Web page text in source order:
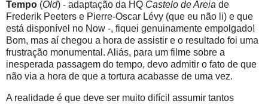
Tempo (Old) - adaptação da HQ Castelo de Areia de
Frederik Peeters e Pierre-Oscar Lévy (que eu não li) e que
está disponível no Now -, fiquei genuinamente empolgado!
Bom, mas aí chegou a hora de assistir e o resultado foi uma
frustração monumental. Aliás, para um filme sobre a
inesperada passagem do tempo, devo admitir o fato de que
não via a hora de que a tortura acabasse de uma vez.
A realidade é que deve ser muito difícil assumir tantos